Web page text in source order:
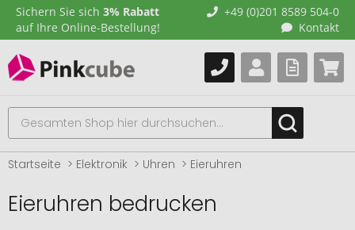
Sichern Sie sich 3% Rabatt
auf Ihre Online-Bestellung!
+49 (0)201 8589 504-0
Kontakt
Startseite Elektronik Uhren Eieruhren
Eieruhren bedrucken